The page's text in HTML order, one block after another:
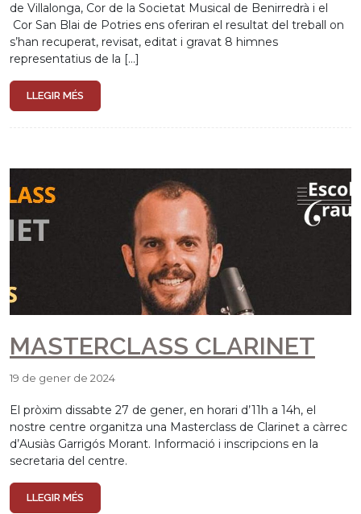
de Villalonga, Cor de la Societat Musical de Benirredrà i el
Cor San Blai de Potries ens oferiran el resultat del treball on
s’han recuperat, revisat, editat i gravat 8 himnes
representatius de la […]
LLEGIR MÉS
MASTERCLASS CLARINET
19 de gener de 2024
El pròxim dissabte 27 de gener, en horari d’11h a 14h, el
nostre centre organitza una Masterclass de Clarinet a càrrec
d’Ausiàs Garrigós Morant. Informació i inscripcions en la
secretaria del centre.
LLEGIR MÉS